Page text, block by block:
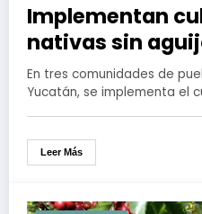
Implementan
nativas sin
originarios de
En tres comunidades de
Yucatán, se implementa el
Leer Más